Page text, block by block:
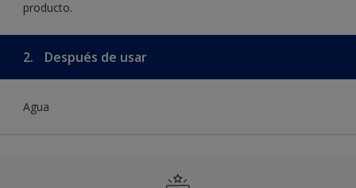
producto.
2. Después de usar
Agua